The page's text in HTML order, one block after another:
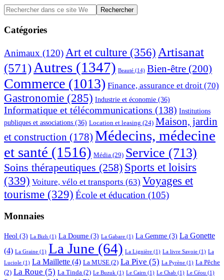
Barre
latérale
principale
Rechercher
dans
ce
site
Catégories
Animaux (120)Art et culture (356) Artisanat
(571) Autres (1347) Beauté (14) Bien-être (200)
Commerce (1013) Finance, assurance et droit (70)
Gastronomie (285) Industrie et économie (36)
Informatique et télécommunications (138) Institutions
publiques et associations (36) Location et leasing (24) Maison, jardin
et construction (178) Médecins, médecine
et santé (1516) Média (29) Service (713)
Soins thérapeutiques (258) Sports et loisirs
(339) Voiture, vélo et transports (63) Voyages et
tourisme (329) École et éducation (105)
Monnaies
Heol (3) La Bizh (1) La Doume (3) La Gabare (1) La Gemme (3) La Gonette
(4) La Graine (1) La June (64) La Lignière (1) La livre Savoie (1) La
Luciole (1) La Maillette (4) La MUSE (2) La Pive (5) La Pyrène (1) La Pêche
(2) La Roue (5) La Tinda (2) Le Buzuk (1) Le Cairn (1) Le Chab (1) Le Céou (1)